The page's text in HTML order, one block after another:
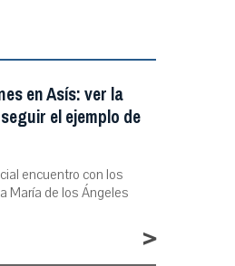
en Asís: ver la
el ejemplo de
encuentro con los
María de los Ángeles
>